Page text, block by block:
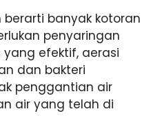
banyak kotoran
penyaringan
efektif, aerasi
dan bakteri
penggantian air
air yang telah di